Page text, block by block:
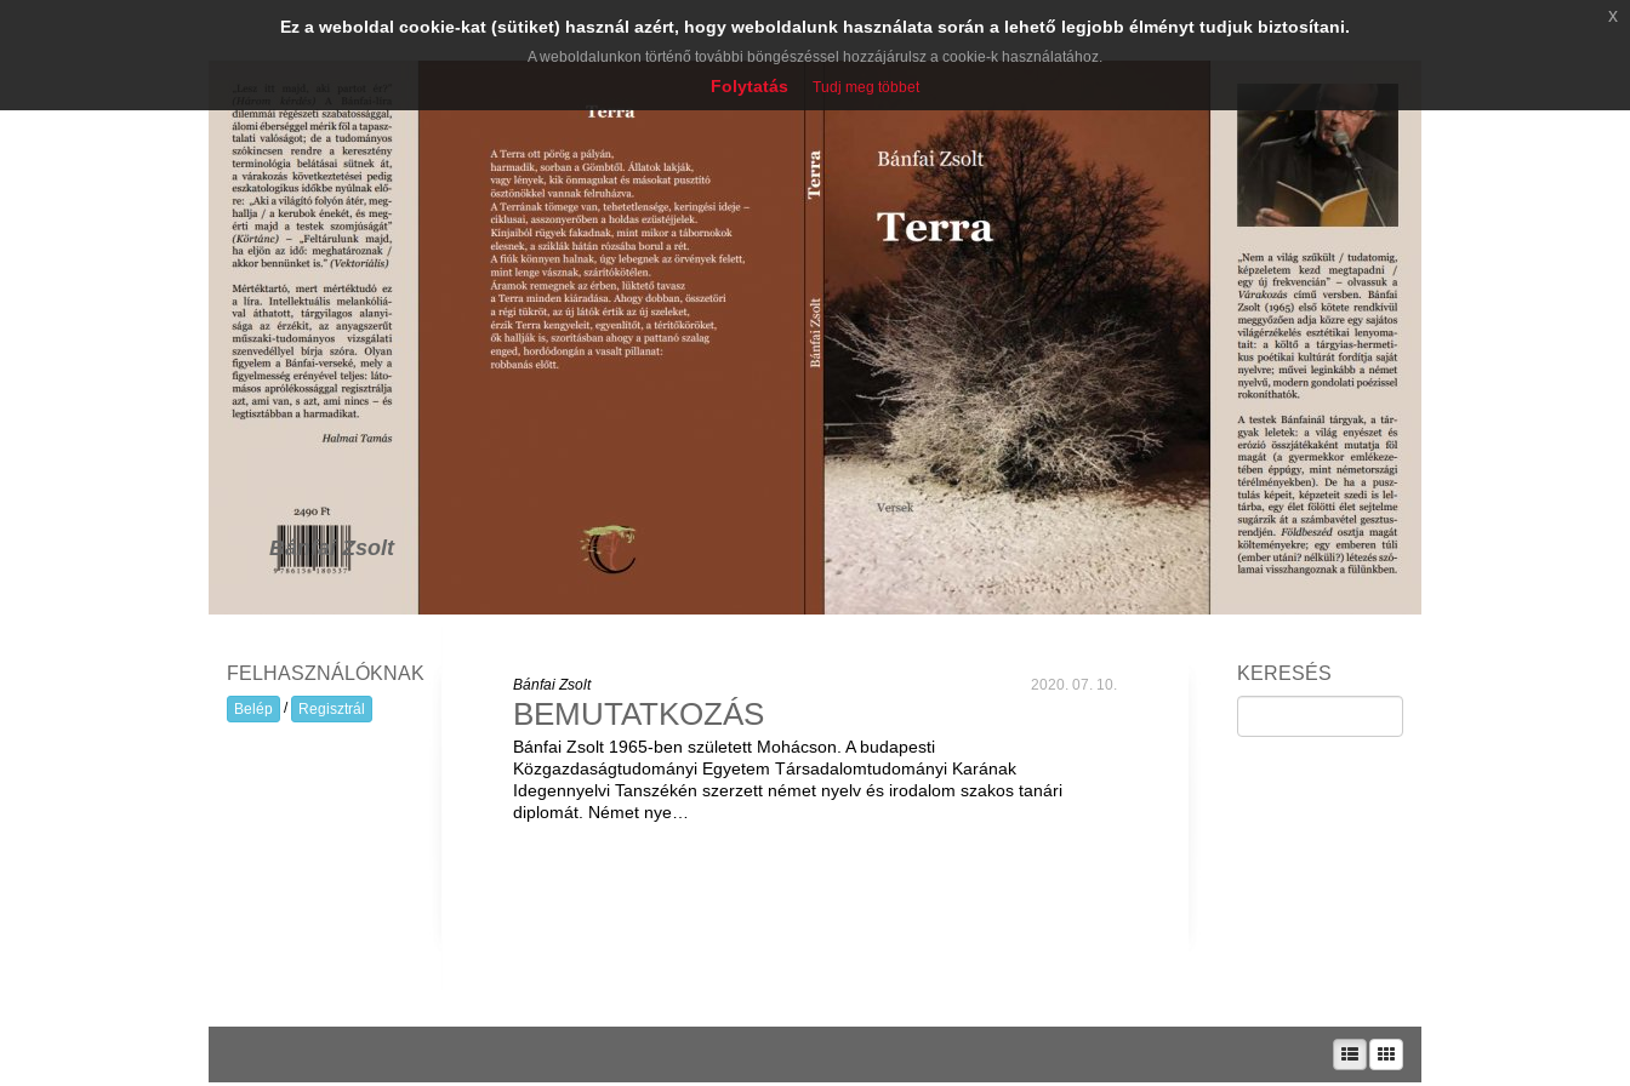
Bánfai Zsolt
Bánfai Zsolt 2020. 07. 10.
BEMUTATKOZÁS
Bánfai Zsolt 1965-ben született Mohácson. A budapesti
Közgazdaságtudományi Egyetem Társadalomtudományi Karának
Idegennyelvi Tanszékén szerzett német nyelv és irodalom szakos tanári
diplomát. Német nye…
FELHASZNÁLÓKNAK
Belép / Regisztrál
KERESÉS
Ez a weboldal cookie-kat (sütiket) használ azért, hogy weboldalunk használata során a lehető legjobb élményt tudjuk biztosítani.
A weboldalunkon történő további böngészéssel hozzájárulsz a cookie-k használatához.
Folytatás Tudj meg többet
x